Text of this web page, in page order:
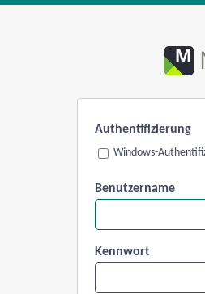
Authentifizierung
Windows-
Benutzername
Kennwort